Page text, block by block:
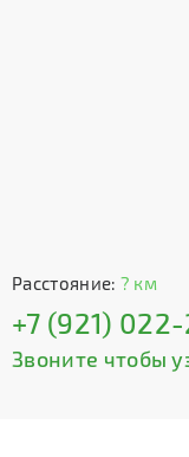
Расстояние: ? км
+7 (921)
Звоните чтобы